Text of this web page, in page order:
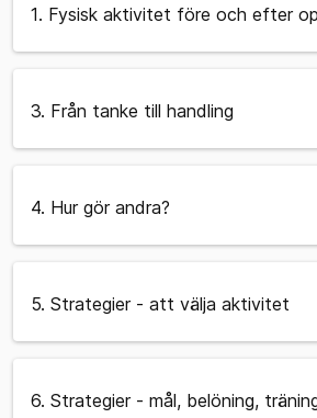
1. Fysisk aktivitet före och efter
3. Från tanke till handling
4. Hur gör andra?
5. Strategier - att välja aktivitet
6. Strategier - mål, belöning,